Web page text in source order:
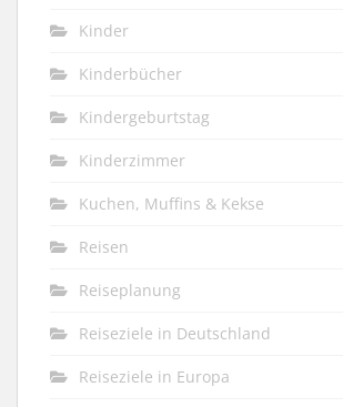
Kinder
Kinderbücher
Kindergeburtstag
Kinderzimmer
Kuchen, Muffins & Kekse
Reisen
Reiseplanung
Reiseziele in Deutschland
Reiseziele in Europa